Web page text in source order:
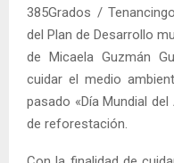
385Grados /
del Plan de Desarrollo
de Micaela Guzmán
cuidar el medio
pasado «Día Mundial
de reforestación.